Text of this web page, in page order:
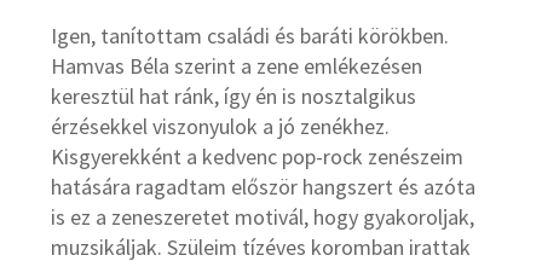
Igen, tanítottam családi és baráti körökben.
Hamvas Béla szerint a zene emlékezésen
keresztül hat ránk, így én is nosztalgikus
érzésekkel viszonyulok a jó zenékhez.
Kisgyerekként a kedvenc pop-rock zenészeim
hatására ragadtam először hangszert és azóta
is ez a zeneszeretet motivál, hogy gyakoroljak,
muzsikáljak. Szüleim tízéves koromban irattak